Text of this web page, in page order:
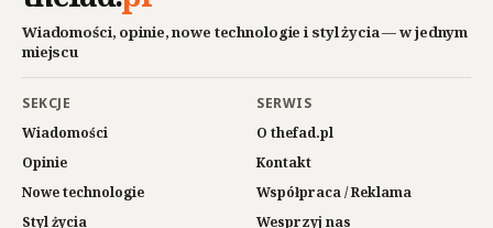
szterling
(GBP)
5.0219 zł